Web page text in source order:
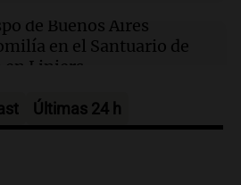
de Buenos Aires
en el Santuario de
en Liniers
preventiva para
Tucumán
Últimas 24 h